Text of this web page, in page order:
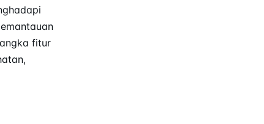
fitur